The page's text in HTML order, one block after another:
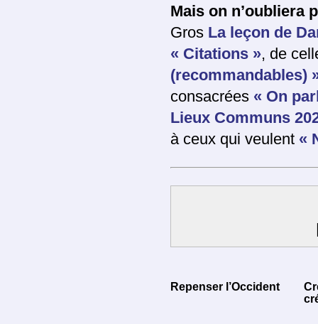
Mais on n’oubliera
Gros La leçon de
« Citations », de
(recommandables)
consacrées « On
Lieux Communs
à ceux qui veulent «
Repenser l’Occident